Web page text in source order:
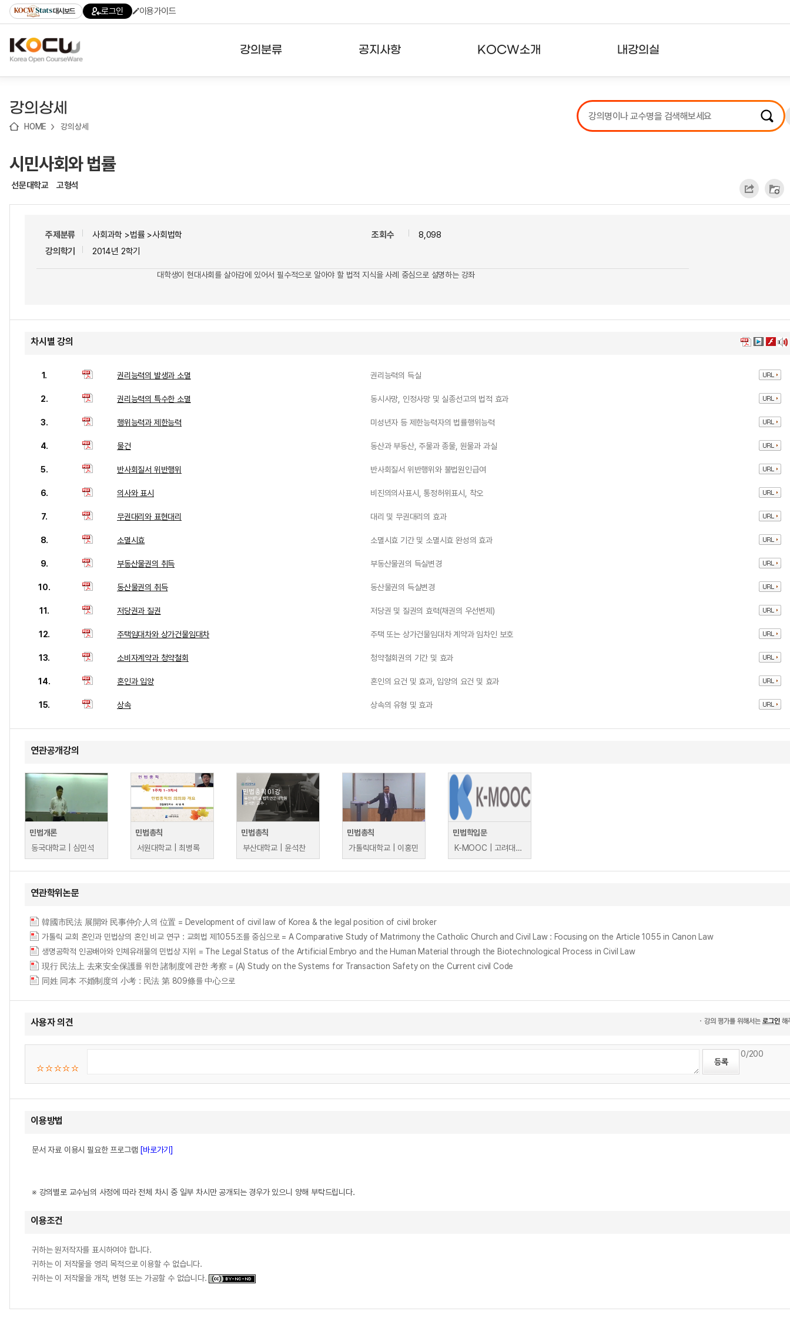
기
기
기
content)
가
대시보드 로그인 이용가이드
강의분류 공지사항 KOCW소개 내강의실
강의리스트
수강확인증강의
강의상세
HOME 강의상세
시민사회와 법률
선문대학교 고형석
주제분류
사회과학 >법률 >사회법학
강의학기
2014년 2학기
조회수 8,098
대학생이 현대사회를 살아감에 있어서 필수적으로 알아야 할 법적 지식을 사례 중심으로 설명하는 강좌
차시별 강의
1. 권리능력의 발생과 소멸 권리능력의 득실
2. 권리능력의 특수한 소멸 동시사망, 인정사망 및 실종선고의 법적 효과
3. 행위능력과 제한능력 미성년자 등 제한능력자의 법률행위능력
4. 물건 동산과 부동산, 주물과 종물, 원물과 과실
5. 반사회질서 위반행위 반사회질서 위반행위와 불법원인급여
6. 의사와 표시 비진의의사표시, 통정허위표시, 착오
7. 무권대리와 표현대리 대리 및 무권대리의 효과
8. 소멸시효 소멸시효 기간 및 소멸시효 완성의 효과
9. 부동산물권의 취득 부동산물권의 득실변경
10. 동산물권의 취득 동산물권의 득실변경
11. 저당권과 질권 저당권 및 질권의 효력(채권의 우선변제)
12. 주택임대차와 상가건물임대차 주택 또는 상가건물임대차 계약과 임차인 보호
13. 소비자계약과 청약철회 청약철회권의 기간 및 효과
14. 혼인과 입양 혼인의 요건 및 효과, 입양의 요건 및 효과
15. 상속 상속의 유형 및 효과
연관공개강의
민법개론
동국대학교 | 심민석
민법총칙
서원대학교 | 최병록
민법총칙
부산대학교 | 윤석찬
민법총칙
가톨릭대학교 | 이홍민
민법학입문
K-MOOC | 고려대학교 명순구
연관학위논문
韓國市民法 展開와 民事仲介人의 位置 = Development of civil law of Korea & the legal position of civil broker
가톨릭 교회 혼인과 민법상의 혼인 비교 연구 : 교회법 제1055조를 중심으로 = A Comparative Study of Matrimony the Catholic Church and Civil Law : Focusing on the Article 1055 in Canon Law
생명공학적 인공배아와 인체유래물의 민법상 지위 = The Legal Status of the Artificial Embryo and the Human Material through the Biotechnological Process in Civil Law
現行 民法上 去來安全保護를 위한 諸制度에 관한 考察 = (A) Study on the Systems for Transaction Safety on the Current civil Code
同姓 同本 不婚制度의 小考 : 民法 第 809條를 中心으로
사용자 의견
0/200
이용방법
문서 자료 이용시 필요한 프로그램 [바로가기]
※ 강의별로 교수님의 사정에 따라 전체 차시 중 일부 차시만 공개되는 경우가 있으니 양해 부탁드립니다.
이용조건
귀하는 원저작자를 표시하여야 합니다.
귀하는 이 저작물을 영리 목적으로 이용할 수 없습니다.
귀하는 이 저작물을 개작, 변형 또는 가공할 수 없습니다.